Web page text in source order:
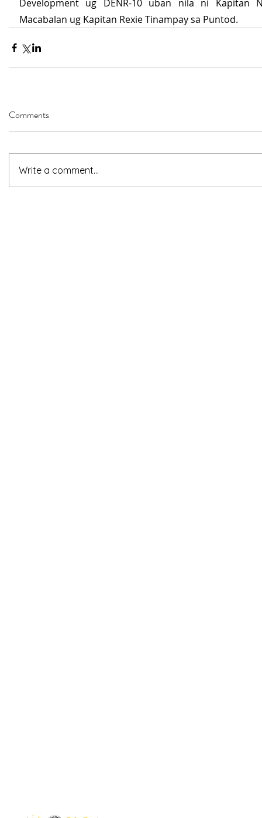
Development ug DENR-10 uban nila ni Kapitan
Macabalan ug Kapitan Rexie Tinampay sa Puntod.
Comments
Write a comment...